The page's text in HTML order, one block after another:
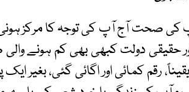
کی صحت آج آپ کی توجہ کا مرکز
حقیقی دولت کبھی بھی کم ہونے
رقم کمائی اور اگائی گئی، بغیر